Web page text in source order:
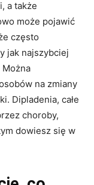
a także
może pojawić
często
jak najszybciej
na zmiany
Dipladenia, całe
choroby,
dowiesz się w